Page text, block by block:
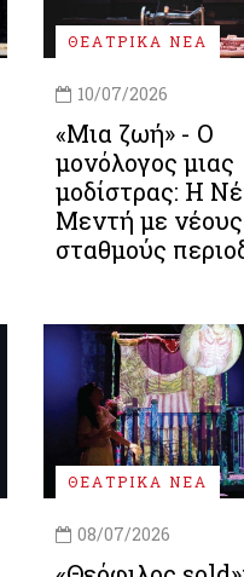
ΘΕΑΤΡΙΚΑ ΝΕΑ
10/07/2026
«Μια ζωή» - Ο
μονόλογος μιας
μοδίστρας: Η
Μεντή με νέους
σταθμούς
ΘΕΑΤΡΙΚΑ ΝΕΑ
08/07/2026